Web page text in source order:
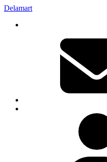
Delamart